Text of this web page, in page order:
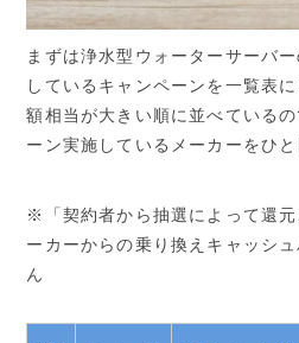
まずは浄水型ウォーターサーバ
しているキャンペーンを一覧表
額相当が大きい順に並べている
ーン実施しているメーカーをひと
※「契約者から抽選によって還
ーカーからの乗り換えキャッシ
ん